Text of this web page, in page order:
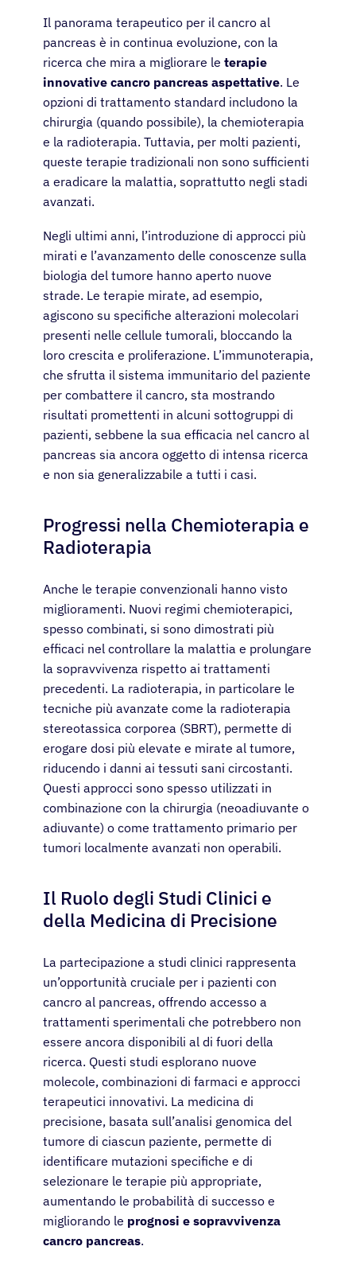
Pazienti
Medici
Soluzioni
Risorse
Chi siamo
Registrazione
Italiano
Il panorama terapeutico per il cancro al
pancreas è in continua evoluzione, con la
ricerca che mira a migliorare le terapie
innovative cancro pancreas aspettative. Le
opzioni di trattamento standard includono la
chirurgia (quando possibile), la chemioterapia
e la radioterapia. Tuttavia, per molti pazienti,
queste terapie tradizionali non sono sufficienti
a eradicare la malattia, soprattutto negli stadi
avanzati.
Negli ultimi anni, l’introduzione di approcci più
mirati e l’avanzamento delle conoscenze sulla
biologia del tumore hanno aperto nuove
strade. Le terapie mirate, ad esempio,
agiscono su specifiche alterazioni molecolari
presenti nelle cellule tumorali, bloccando la
loro crescita e proliferazione. L’immunoterapia,
che sfrutta il sistema immunitario del paziente
per combattere il cancro, sta mostrando
risultati promettenti in alcuni sottogruppi di
pazienti, sebbene la sua efficacia nel cancro al
pancreas sia ancora oggetto di intensa ricerca
e non sia generalizzabile a tutti i casi.
Progressi nella Chemioterapia e
Radioterapia
Anche le terapie convenzionali hanno visto
miglioramenti. Nuovi regimi chemioterapici,
spesso combinati, si sono dimostrati più
efficaci nel controllare la malattia e prolungare
la sopravvivenza rispetto ai trattamenti
precedenti. La radioterapia, in particolare le
tecniche più avanzate come la radioterapia
stereotassica corporea (SBRT), permette di
erogare dosi più elevate e mirate al tumore,
riducendo i danni ai tessuti sani circostanti.
Questi approcci sono spesso utilizzati in
combinazione con la chirurgia (neoadiuvante o
adiuvante) o come trattamento primario per
tumori localmente avanzati non operabili.
Il Ruolo degli Studi Clinici e
della Medicina di Precisione
La partecipazione a studi clinici rappresenta
un’opportunità cruciale per i pazienti con
cancro al pancreas, offrendo accesso a
trattamenti sperimentali che potrebbero non
essere ancora disponibili al di fuori della
ricerca. Questi studi esplorano nuove
molecole, combinazioni di farmaci e approcci
terapeutici innovativi. La medicina di
precisione, basata sull’analisi genomica del
tumore di ciascun paziente, permette di
identificare mutazioni specifiche e di
selezionare le terapie più appropriate,
aumentando le probabilità di successo e
migliorando le prognosi e sopravvivenza
cancro pancreas.